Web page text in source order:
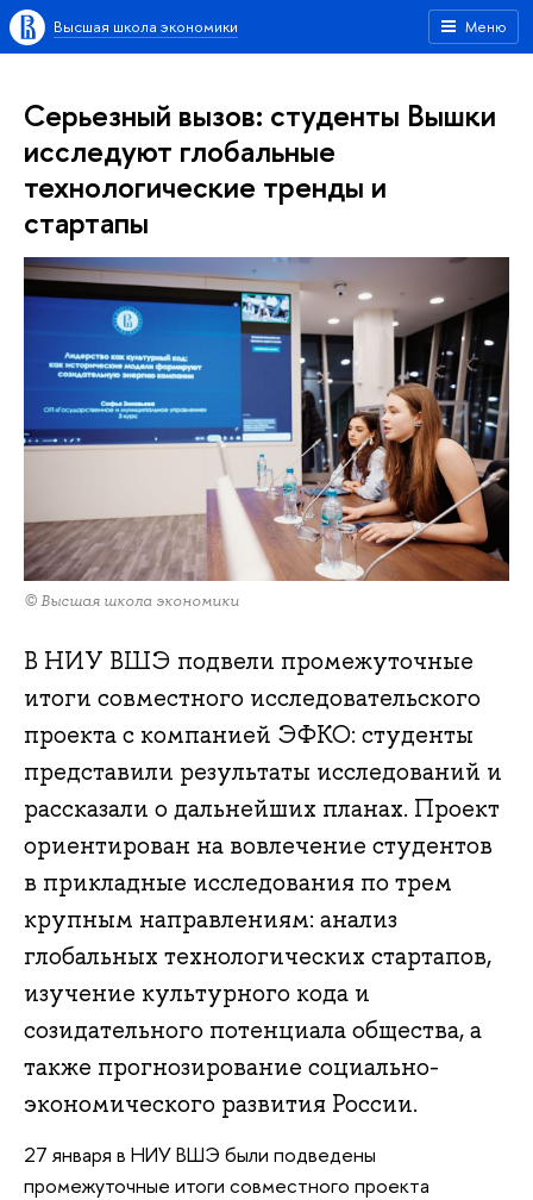
Меню
Высшая школа экономики
Серьезный вызов: студенты Вышки
исследуют глобальные
технологические тренды и
стартапы
© Высшая школа экономики
В НИУ ВШЭ подвели промежуточные
итоги совместного исследовательского
проекта с компанией ЭФКО: студенты
представили результаты исследований и
рассказали о дальнейших планах. Проект
ориентирован на вовлечение студентов
в прикладные исследования по трем
крупным направлениям: анализ
глобальных технологических стартапов,
изучение культурного кода и
созидательного потенциала общества, а
также прогнозирование социально-
экономического развития России.
27 января в НИУ ВШЭ были подведены
промежуточные итоги совместного проекта